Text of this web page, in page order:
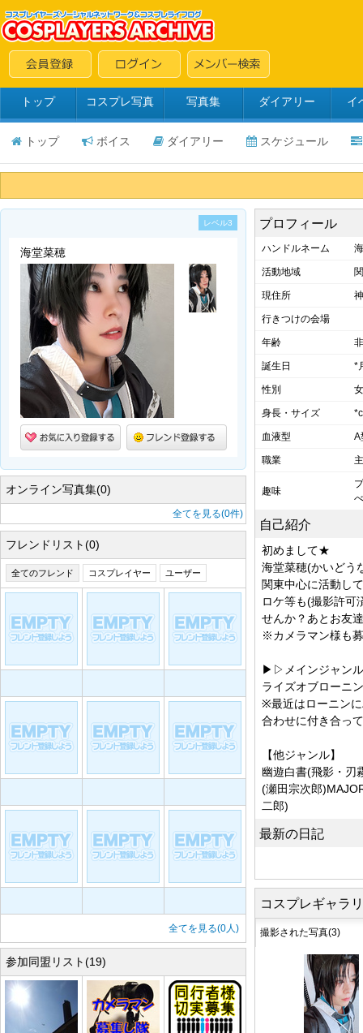
トップ コスプレ写真 写真集 ダイアリー イ
トップ ボイス ダイアリー スケジュール
レベル3
海堂菜穂
オンライン写真集(0)
全てを見る(0件)
フレンドリスト(0)
全てのフレンド コスプレイヤー ユーザー
全てを見る(0人)
参加同盟リスト(19)
プロフィール
ハンドルネーム
活動地域
現住所
行きつけの会場
年齢
誕生日 *
性別
身長・サイズ
血液型 A
職業
趣味
自己紹介
初めまして★
海堂菜穂(かいどう
関東中心に活動し
ロケ等も(撮影許可
せんか？あとお友
※カメラマン様も
▶︎▷メインジャンル
ライズオブローニ
※最近はローニン
合わせに付き合っ
【他ジャンル】
幽遊白書(飛影・刃
(瀬田宗次郎
二郎)
最新の日記
コスプレギャラ
撮影された写真(3)